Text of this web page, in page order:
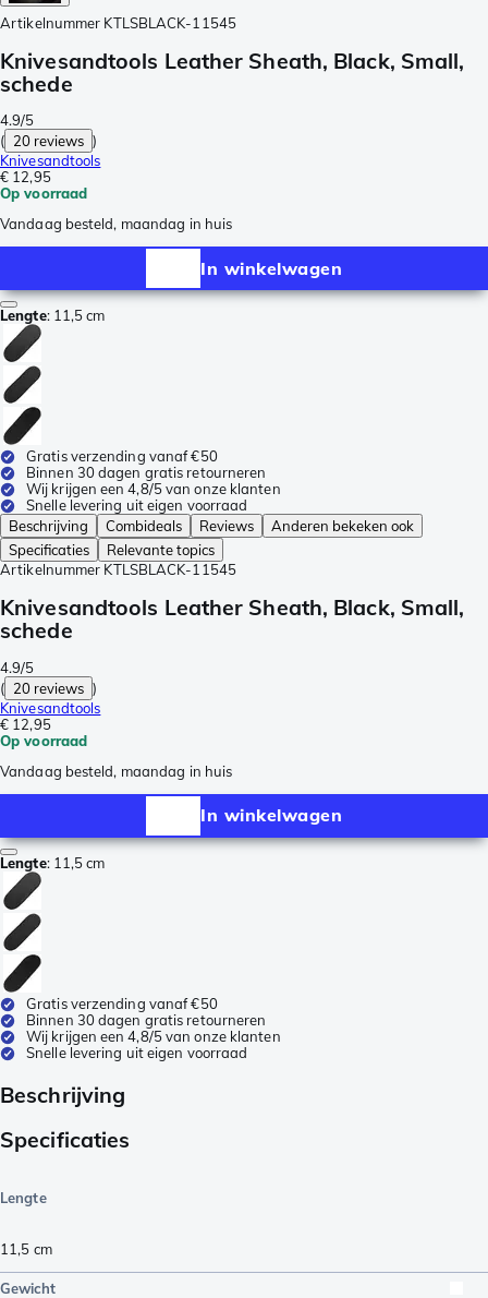
Artikelnummer KTLSBLACK-11545
Knivesandtools Leather Sheath, Black, Small,
schede
4.9/5
( 20 reviews )
Knivesandtools
€ 12,95
Op voorraad
Vandaag besteld, maandag in huis
In winkelwagen
Lengte: 11,5 cm
Gratis verzending vanaf €50
Binnen 30 dagen gratis retourneren
Wij krijgen een 4,8/5 van onze klanten
Snelle levering uit eigen voorraad
Beschrijving
Combideals Reviews
Anderen bekeken ook
Specificaties
Relevante topics
Artikelnummer KTLSBLACK-11545
Knivesandtools Leather Sheath, Black, Small,
schede
4.9/5
( 20 reviews )
Knivesandtools
€ 12,95
Op voorraad
Vandaag besteld, maandag in huis
In winkelwagen
Lengte: 11,5 cm
Gratis verzending vanaf €50
Binnen 30 dagen gratis retourneren
Wij krijgen een 4,8/5 van onze klanten
Snelle levering uit eigen voorraad
Beschrijving
Specificaties
Lengte
11,5 cm
Gewicht